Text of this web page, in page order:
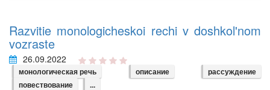
Razvitie monologicheskoi rechi v doshkol'nom
vozraste
26.09.2022
монологическая речь описание
рассуждение
повествование
...